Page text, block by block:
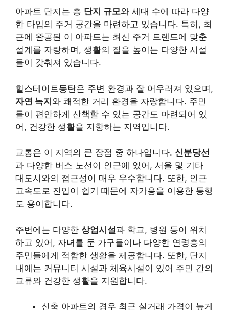
아파트 단지는 총 단지 규모와 세대 수에 따라 다양
한 타입의 주거 공간을 마련하고 있습니다. 특히, 최
근에 완공된 이 아파트는 최신 주거 트렌드에 맞춘
설계를 자랑하며, 생활의 질을 높이는 다양한 시설
들이 갖춰져 있습니다.
힐스테이트동탄은 주변 환경과 잘 어우러져 있으며,
자연 녹지와 쾌적한 거리 환경을 자랑합니다. 주민
들이 편안하게 산책할 수 있는 공간도 마련되어 있
어, 건강한 생활을 지향하는 지역입니다.
교통은 이 지역의 큰 장점 중 하나입니다. 신분당선
과 다양한 버스 노선이 인근에 있어, 서울 및 기타
대도시와의 접근성이 매우 우수합니다. 또한, 인근
고속도로 진입이 쉽기 때문에 자가용을 이용한 통행
도 용이합니다.
주변에는 다양한 상업시설과 학교, 병원 등이 위치
하고 있어, 자녀를 둔 가구들이나 다양한 연령층의
주민들에게 적합한 생활을 제공합니다. 또한, 단지
내에는 커뮤니티 시설과 체육시설이 있어 주민 간의
교류와 건강한 생활을 지원합니다.
신축 아파트의 경우 최근 실거래 가격이 높게